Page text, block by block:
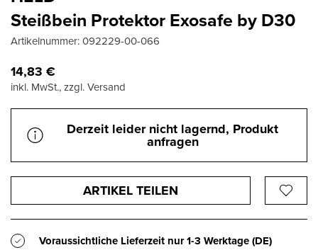
Steißbein Protektor Exosafe by D30
Artikelnummer:092229-00-066
14,83 €
inkl. MwSt., zzgl. Versand
Derzeit leider nicht lagernd, Produkt
anfragen
ARTIKEL TEILEN
Voraussichtliche Lieferzeit nur1-3 Werktage(DE)